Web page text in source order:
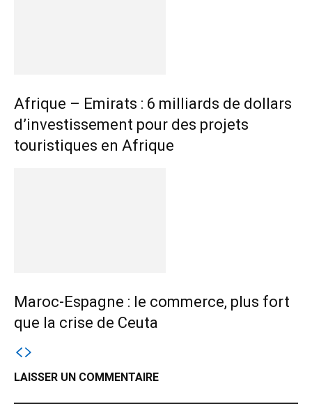
Afrique – Emirats : 6 milliards de dollars
d’investissement pour des projets
touristiques en Afrique
Maroc-Espagne : le commerce, plus fort
que la crise de Ceuta
LAISSER UN COMMENTAIRE